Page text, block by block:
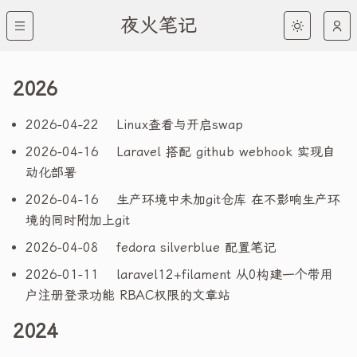
夜火笔记
2026
2026-04-22
Linux查看与开启swap
2026-04-16
Laravel 搭配 github webhook 实现自
动化部署
2026-04-16
生产环境中未加git仓库 在不影响生产环
境的同时附加上git
2026-04-08
fedora silverblue 配置笔记
2026-01-11
laravel12+filament 从0构建一个带用
户注册登录功能 RBAC权限的文章站
2024